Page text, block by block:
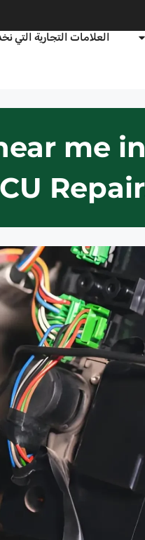
العلامات التجارية التي
me